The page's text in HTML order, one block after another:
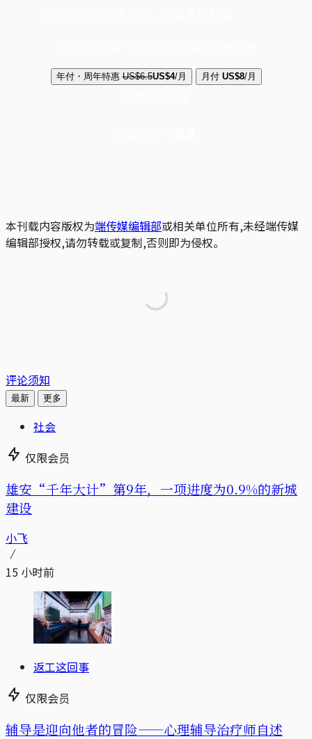
年付・周年特惠 US$6.5US$4/月 月付 US$8/月
本刊载内容版权为端传媒编辑部或相关单位所有,未经端传媒
编辑部授权,请勿转载或复制,否则即为侵权。
评论须知
最新 更多
社会
仅限会员
雄安“千年大计”第9年，一项进度为0.9%的新城
建设
小飞
15 小时前
返工这回事
仅限会员
辅导是迎向他者的冒险——心理辅导治疗师自述